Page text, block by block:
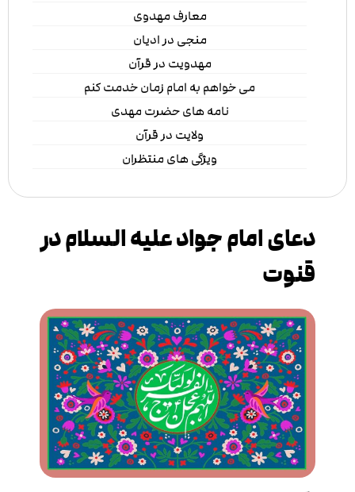
معارف مهدوی
منجی در ادیان
مهدویت در قرآن
می خواهم به امام زمان خدمت کنم
نامه های حضرت مهدی
ولایت در قرآن
ویژگی های منتظران
دعای امام جواد علیه السلام در
قنوت